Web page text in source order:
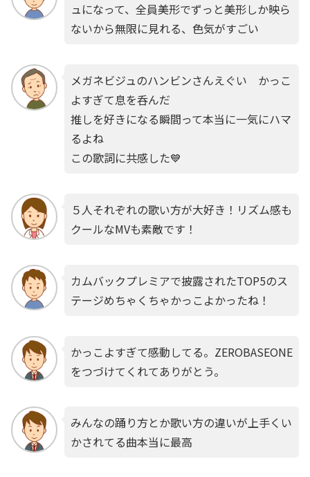
ュになって、全員美形でずっと美形しか映ら
ないから無限に見れる、色気がすごい
メガネビジュのハンビンさんえぐい かっこ
よすぎて息を呑んだ
推しを好きになる瞬間って本当に一気にハマ
るよね
この歌詞に共感した💙
５人それぞれの歌い方が大好き！リズム感も
クールなMVも素敵です！
カムバックプレミアで披露されたTOP5のス
テージめちゃくちゃかっこよかったね！
かっこよすぎて感動してる。ZEROBASEONE
をつづけてくれてありがとう。
みんなの踊り方とか歌い方の違いが上手くい
かされてる曲本当に最高